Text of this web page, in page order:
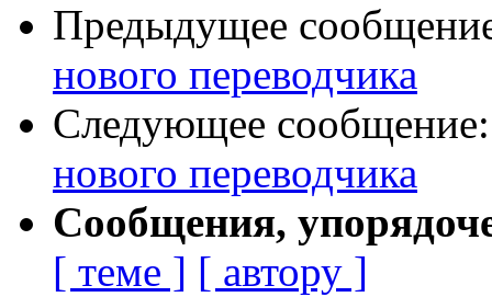
Предыдущее
нового переводчика
Следующее
нового переводчика
Сообщения,
[ теме ] [ автору ]